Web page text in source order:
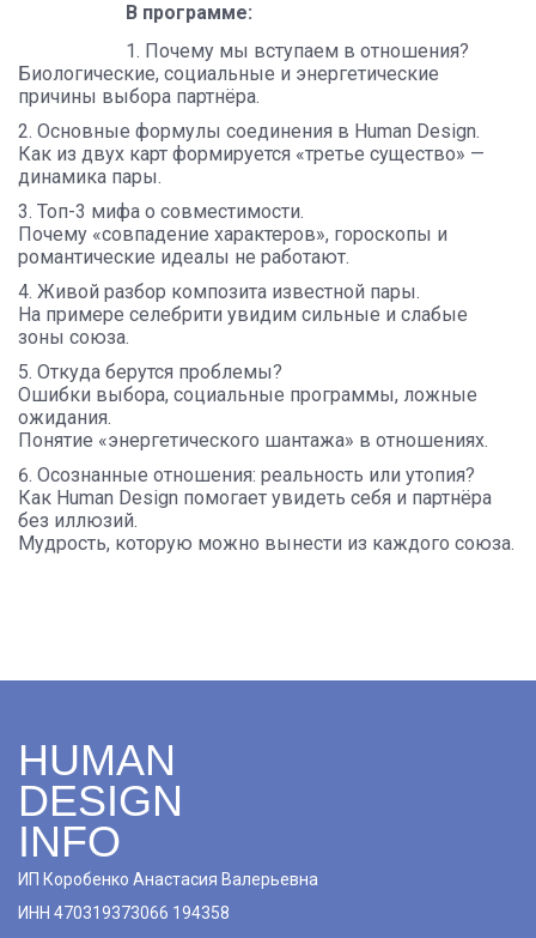
В программе:
Почему мы вступаем в отношения?
Биологические, социальные и энергетические
причины выбора партнёра.
Основные формулы соединения в Human Design.
Как из двух карт формируется «третье существо» —
динамика пары.
Топ-3 мифа о совместимости.
Почему «совпадение характеров», гороскопы и
романтические идеалы не работают.
Живой разбор композита известной пары.
На примере селебрити увидим сильные и слабые
зоны союза.
Откуда берутся проблемы?
Ошибки выбора, социальные программы, ложные
ожидания.
Понятие «энергетического шантажа» в отношениях.
Осознанные отношения: реальность или утопия?
Как Human Design помогает увидеть себя и партнёра
без иллюзий.
Мудрость, которую можно вынести из каждого союза.
HUMAN
DESIGN
INFO
ИП Коробенко Анастасия Валерьевна
ИНН 470319373066 194358